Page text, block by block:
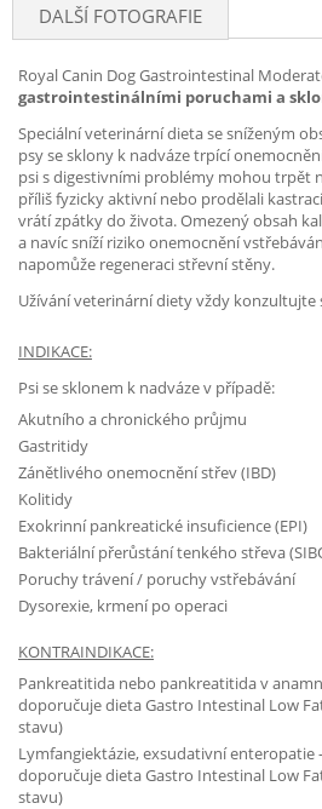
DALŠÍ FOTOGRAFIE
Royal Canin Dog Gastrointestinal
gastrointestinálními poruchami a
Speciální veterinární dieta se sníženým
psy se sklony k nadváze trpící
psi s digestivními problémy mohou trpět
příliš fyzicky aktivní nebo prodělali
vrátí zpátky do života. Omezený obsah
a navíc sníží riziko onemocnění
napomůže regeneraci střevní stěny.
Užívání veterinární diety vždy konzultujte
INDIKACE:
Psi se sklonem k nadváze v případě:
Akutního a chronického průjmu
Gastritidy
Zánětlivého onemocnění střev (IBD)
Kolitidy
Exokrinní pankreatické insuficience (EPI)
Bakteriální přerůstání tenkého střeva
Poruchy trávení / poruchy vstřebávání
Dysorexie, krmení po operaci
KONTRAINDIKACE:
Pankreatitida nebo pankreatitida v
doporučuje dieta Gastro Intestinal Low
stavu)
Lymfangiektázie, exsudativní enteropatie
doporučuje dieta Gastro Intestinal Low
stavu)